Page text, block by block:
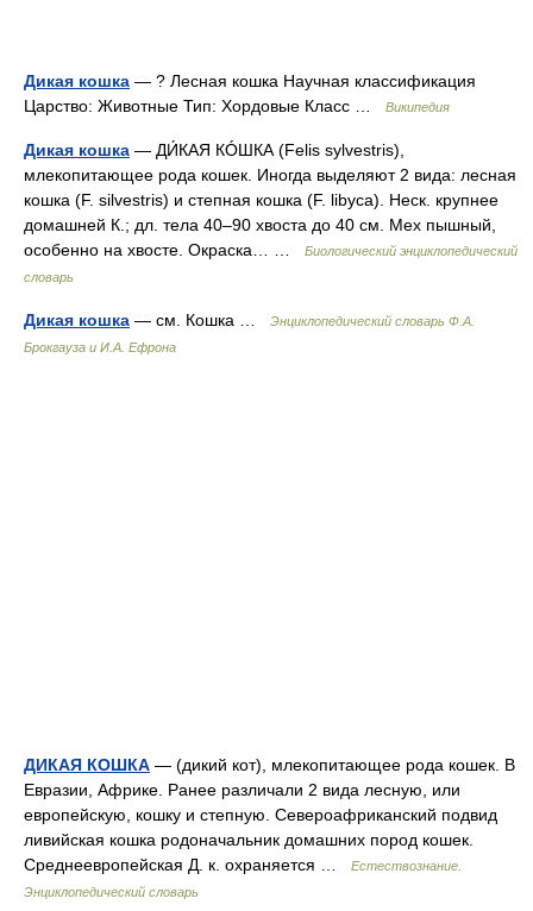
Дикая кошка — ? Лесная кошка Научная классификация
Царство: Животные Тип: Хордовые Класс …
Википедия
Дикая кошка — ДИ́КАЯ КÓШКА (Felis sylvestris),
млекопитающее рода кошек. Иногда выделяют 2 вида: лесная
кошка (F. silvestris) и степная кошка (F. libyca). Неск. крупнее
домашней К.; дл. тела 40–90 хвоста до 40 см. Мех пышный,
особенно на хвосте. Окраска… …
Биологический энциклопедический
словарь
Дикая кошка — см. Кошка …
Энциклопедический словарь Ф.А.
Брокгауза и И.А. Ефрона
ДИКАЯ КОШКА — (дикий кот), млекопитающее рода кошек. В
Евразии, Африке. Ранее различали 2 вида лесную, или
европейскую, кошку и степную. Североафриканский подвид
ливийская кошка родоначальник домашних пород кошек.
Среднеевропейская Д. к. охраняется …
Естествознание.
Энциклопедический словарь